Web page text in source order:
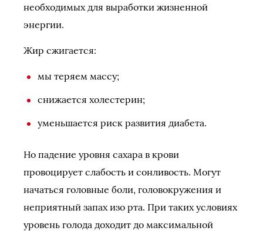
необходимых для выработки жизненной
энергии.
Жир сжигается:
мы теряем массу;
снижается холестерин;
уменьшается риск развития диабета.
Но падение уровня сахара в крови
провоцирует слабость и сонливость. Могут
начаться головные боли, головокружения и
неприятный запах изо рта. При таких условиях
уровень голода доходит до максимальной